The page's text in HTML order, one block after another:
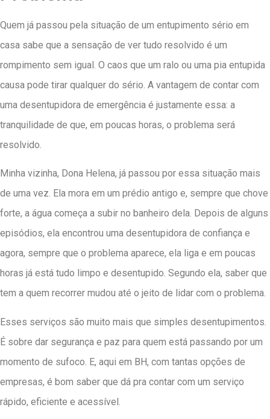
Quem já passou pela situação de um entupimento sério em
casa sabe que a sensação de ver tudo resolvido é um
rompimento sem igual. O caos que um ralo ou uma pia entupida
causa pode tirar qualquer do sério. A vantagem de contar com
uma desentupidora de emergência é justamente essa: a
tranquilidade de que, em poucas horas, o problema será
resolvido.
Minha vizinha, Dona Helena, já passou por essa situação mais
de uma vez. Ela mora em um prédio antigo e, sempre que chove
forte, a água começa a subir no banheiro dela. Depois de alguns
episódios, ela encontrou uma desentupidora de confiança e
agora, sempre que o problema aparece, ela liga e em poucas
horas já está tudo limpo e desentupido. Segundo ela, saber que
tem a quem recorrer mudou até o jeito de lidar com o problema.
Esses serviços são muito mais que simples desentupimentos.
É sobre dar segurança e paz para quem está passando por um
momento de sufoco. E, aqui em BH, com tantas opções de
empresas, é bom saber que dá pra contar com um serviço
rápido, eficiente e acessível.